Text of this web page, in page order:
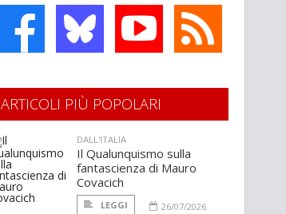
ARTICOLI PIÙ POPOLARI
DALL'ITALIA
Il Qualunquismo sulla
fantascienza di Mauro
Covacich
LEGGI
26/07/2026